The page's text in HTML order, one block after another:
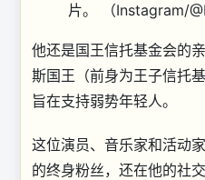
片。
（Instagram/
他还是国王信托基金会的
斯国王（前身为王子信托
旨在支持弱势年轻人。
这位演员、音乐家和活动
的终身粉丝，还在他的社